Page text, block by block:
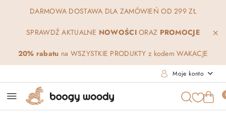
Przejdź do treści głównej
Przejdź do wyszukiwarki
Przejdź do moje konto
Przejdź do menu głównego
Przejdź do opisu produktu
Przejdź do stopki
DARMOWA DOSTAWA DLA ZAMÓWIEŃ OD 299 ZŁ
SPRAWDŹ AKTUALNE NOWOŚCIORAZ PROMOCJE
20% rabatu na WSZYSTKIE PRODUKTY z kodem WAKACJE
Moje konto